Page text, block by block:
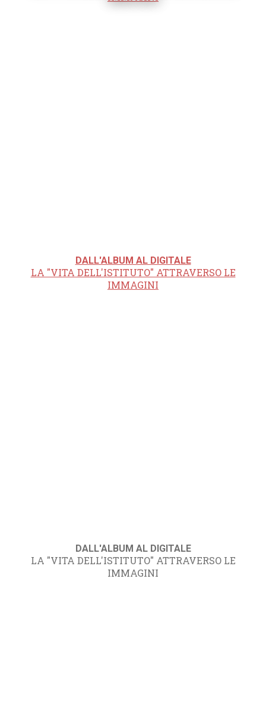
DALL'ALBUM AL DIGITALE
LA "VITA DELL'ISTITUTO" ATTRAVERSO LE
IMMAGINI
DALL'ALBUM AL DIGITALE
LA "VITA DELL'ISTITUTO" ATTRAVERSO LE
IMMAGINI